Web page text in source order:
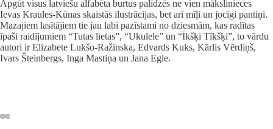
Apgūt visus latviešu alfabēta burtus palīdzēs ne vien mākslinieces
Ievas Kraules-Kūnas skaistās ilustrācijas, bet arī mīļi un jocīgi pantiņi.
Mazajiem lasītājiem tie jau labi pazīstami no dziesmām, kas radītas
īpaši raidījumiem “Tutas lietas”, “Ukulele” un “Īkšķi Tīkšķi”, to vārdu
autori ir Elizabete Lukšo-Ražinska, Edvards Kuks, Kārlis Vērdiņš,
Ivars Šteinbergs, Inga Mastiņa un Jana Egle.